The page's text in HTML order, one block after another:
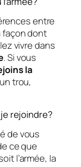
entre
façon dont
vivre dans
. Si vous
la
trou,
rejoindre?
de vous
ce que
l’armée, la